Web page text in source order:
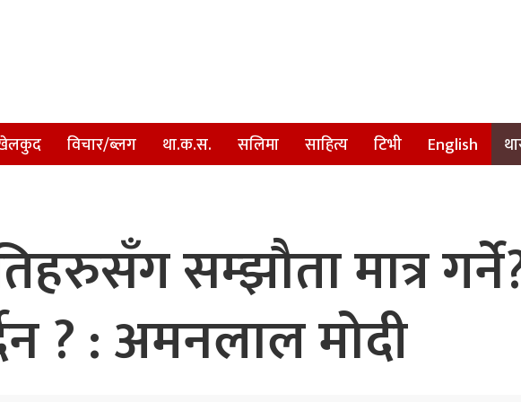
विचार/ब्लग था.क.स. सलिमा साहित्य टिभी English
सम्झौता मात्र
? : अमनलाल मोदी